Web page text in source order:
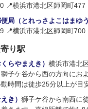
📍横浜市港北区師岡町477
局（とれっさよこはまゆ
📍横浜市港北区師岡町700
り駅
らやまえき） 横浜市港北
子ケ谷から西の方向にお
時間は徒歩25分以上が目
き） 獅子ケ谷から南西に